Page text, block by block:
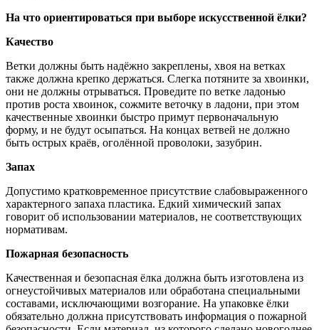
На что ориентироваться при выборе искусственной ёлки?
Качество
Ветки должны быть надёжно закреплены, хвоя на ветках
также должна крепко держаться. Слегка потяните за хвоинки,
они не должны отрываться. Проведите по ветке ладонью
против роста хвоинок, сожмите веточку в ладони, при этом
качественные хвоинки быстро примут первоначальную
форму, и не будут осыпаться. На концах ветвей не должно
быть острых краёв, оголённой проволоки, зазубрин.
Запах
Допустимо кратковременное присутствие слабовыраженного
характерного запаха пластика. Едкий химический запах
говорит об использовании материалов, не соответствующих
нормативам.
Пожарная безопасность
Качественная и безопасная ёлка должна быть изготовлена из
огнеустойчивых материалов или обработана специальными
составами, исключающими возгорание. На упаковке ёлки
обязательно должна присутствовать информация о пожарной